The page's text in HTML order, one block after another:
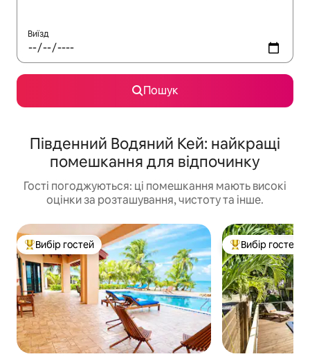
Виїзд
Пошук
Південний Водяний Кей: найкращі
помешкання для відпочинку
Гості погоджуються: ці помешкання мають високі
оцінки за розташування, чистоту та інше.
Топ вибір гостей
Вибір гостей Топ вибір гостей
Вибір гостей